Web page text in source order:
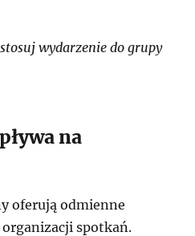
wydarzenie do grupy
na
oferują odmienne
spotkań.